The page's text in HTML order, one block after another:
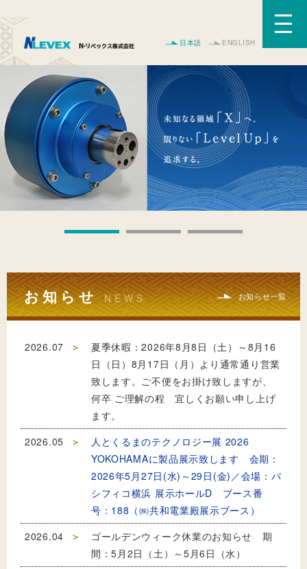
日本語 ENGLISH
お知らせ NEWS お知らせ一覧
2026.07
夏季休暇：2026年8月8日（土）～8月16
日（日）8月17日（月）より通常通り営業
致します。ご不便をお掛け致しますが、
何卒 ご理解の程 宜しくお願い申し上げ
ます。
2026.05
人とくるまのテクノロジー展 2026
YOKOHAMAに製品展示致します 会期：
2026年5月27日(水)～29日(金)／会場：パ
シフィコ横浜 展示ホールD ブース番
号：188（㈱共和電業殿展示ブース）
2026.04
ゴールデンウィーク休業のお知らせ 期
間：5月2日（土）～5月6日（水）